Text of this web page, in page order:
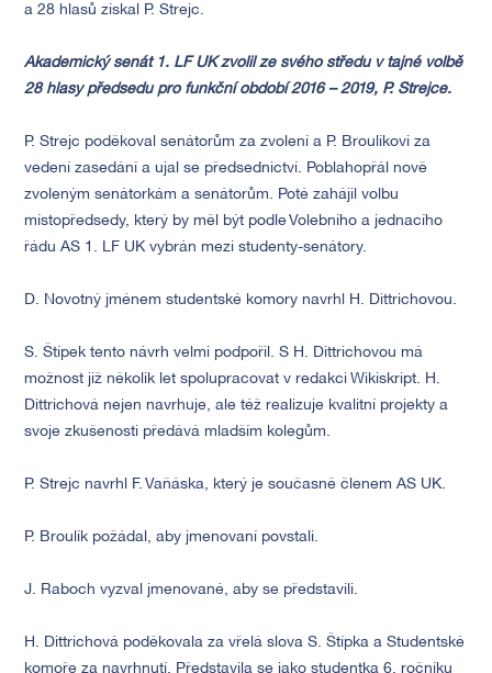
a 28 hlasů získal P. Strejc.
Akademický senát 1. LF UK zvolil ze svého středu v tajné volbě
28 hlasy předsedu pro funkční období 2016 – 2019, P. Strejce.
P. Strejc poděkoval senátorům za zvolení a P. Broulíkovi za
vedení zasedání a ujal se předsednictví. Poblahopřál nově
zvoleným senátorkám a senátorům. Poté zahájil volbu
místopředsedy, který by měl být podle Volebního a jednacího
řádu AS 1. LF UK vybrán mezi studenty-senátory.
D. Novotný jménem studentské komory navrhl H. Dittrichovou.
S. Štípek tento návrh velmi podpořil. S H. Dittrichovou má
možnost již několik let spolupracovat v redakci Wikiskript. H.
Dittrichová nejen navrhuje, ale též realizuje kvalitní projekty a
svoje zkušenosti předává mladším kolegům.
P. Strejc navrhl F. Vaňáska, který je současně členem AS UK.
P. Broulík požádal, aby jmenovaní povstali.
J. Raboch vyzval jmenované, aby se představili.
H. Dittrichová poděkovala za vřelá slova S. Štípka a Studentské
komoře za navrhnutí. Představila se jako studentka 6. ročníku